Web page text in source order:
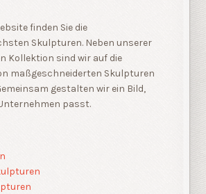
finden Sie die
Skulpturen. Neben unserer
Kollektion sind wir auf die
maßgeschneiderten Skulpturen
gestalten wir ein Bild,
passt.